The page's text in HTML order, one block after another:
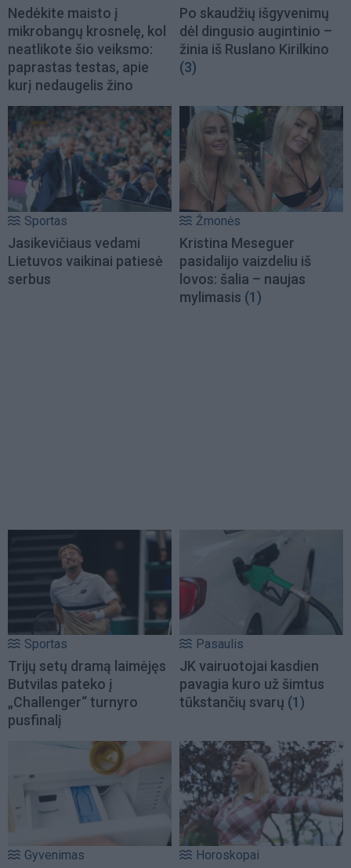
Nedėkite maisto į
mikrobangų krosnelę, kol
neatlikote šio veiksmo:
paprastas testas, apie
kurį nedaugelis žino
Po skaudžių išgyvenimų
dėl dingusio augintinio –
žinia iš Ruslano Kirilkino
(3)
Sportas
Jasikevičiaus vedami
Lietuvos vaikinai patiesė
serbus
Žmonės
Kristina Meseguer
pasidalijo vaizdeliu iš
lovos: šalia – naujas
mylimasis (1)
Sportas
Trijų setų dramą laimėjęs
Butvilas pateko į
„Challenger“ turnyro
pusfinalį
Pasaulis
JK vairuotojai kasdien
pavagia kuro už šimtus
tūkstančių svarų (1)
Gyvenimas Horoskopai